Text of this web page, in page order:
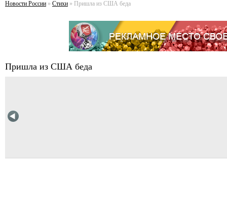
Новости России » Стихи » Пришла из США беда
Пришла из США беда